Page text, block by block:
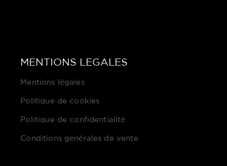
MENTIONS LEGALES
Mentions légales
Politique de cookies
Politique de confidentialité
Conditions générales de vente